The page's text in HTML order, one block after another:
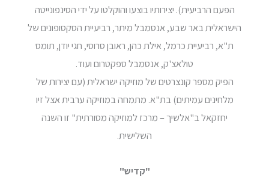
הפעם הרביעית). יצירותיו בוצעו והוקלטו על ידי הסינפונייטה
הישראלית באר שבע, אנסמבל מיתר, רביעיית הסקסופונים של
ת"א, רביעיית כרמל, אילת כהן, ראובן סרוסי, חגי יודן, תומס
טולאצ'ק, אנסמבל ספקטרום ועוד.
הפיק מספר קונצרטים של מוזיקה ישראלית (עם יצירות של
מלחינים עמיתים) בת"א. מתמחה במוזיקה ערבית אצל זיו
יחזקאל ב"אלשיך – מרכז למוזיקה מסורתית" זו השנה
השלישית.
"קדיש"